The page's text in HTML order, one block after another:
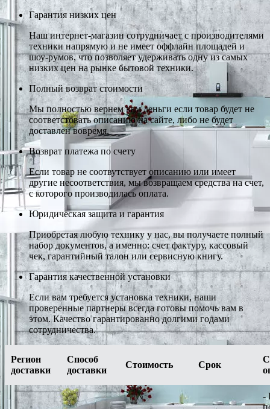
Гарантия низких цен
Наш интернет-магазин сотрудничает с производителями
техники напрямую и не имеет оффлайн площадей и
шоу-румов, что позволяет удерживать одну из самых
низких цен на рынке бытовой техники.
Полный возврат стоимости
Мы полностью вернем вам деньги если товар будет не
соответстовать описанию на сайте, либо не будет
доставлен вовремя.
Возврат платежа по счету
Если товар не соотвутствует описанию или имеет
другие несоответствия, мы возвращаем средства на счет,
с которого производилась оплата.
Юридическая защита и гарантия
Приобретая любую технику у нас, вы получаете полный
набор документов, а именно: счет фактуру, кассовый
чек, гарантийный талон или сервисную книгу.
Гарантия качественной установки
Если вам требуется установка техники, наши
проверенные партнеры всегда готовы помочь вам в
этом. Качество гарантированно долгими годами
сотрудничества.
Регион
доставки
Способ
доставки
Стоимость Срок
-